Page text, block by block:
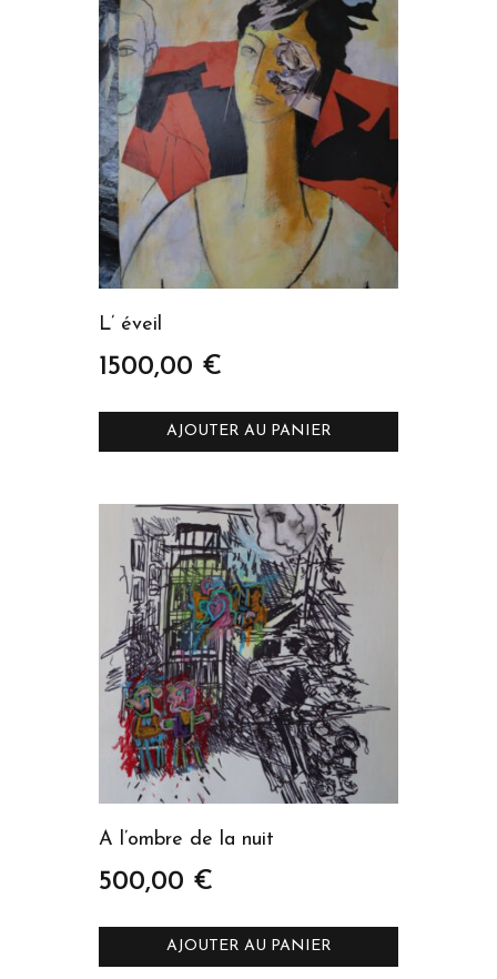
ancien
L’ éveil
1500,00 €
AJOUTER AU PANIER
A l’ombre de la nuit
500,00 €
AJOUTER AU PANIER